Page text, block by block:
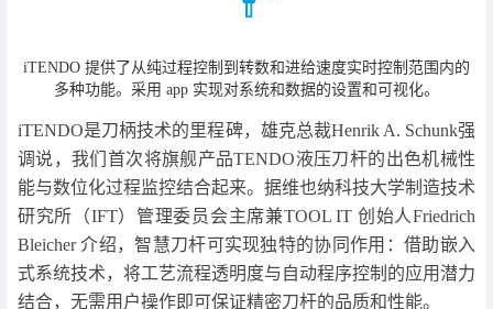
iTENDO 提供了从纯过程控制到转数和进给速度实时控制范围内的
多种功能。采用 app 实现对系统和数据的设置和可视化。
iTENDO是刀柄技术的里程碑，雄克总裁Henrik A. Schunk强
调说，我们首次将旗舰产品TENDO液压刀杆的出色机械性
能与数位化过程监控结合起来。据维也纳科技大学制造技术
研究所（IFT）管理委员会主席兼TOOL IT 创始人Friedrich
Bleicher 介绍，智慧刀杆可实现独特的协同作用：借助嵌入
式系统技术，将工艺流程透明度与自动程序控制的应用潜力
结合，无需用户操作即可保证精密刀杆的品质和性能。